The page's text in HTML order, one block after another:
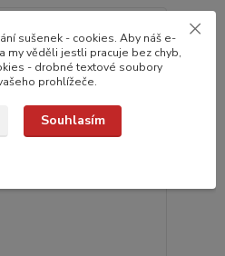
sušenek - cookies. Aby náš e-
my věděli jestli pracuje bez chyb,
- drobné textové soubory
prohlížeče.
Souhlasím